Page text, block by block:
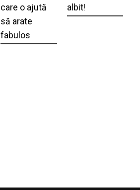
care o ajută
să arate
fabulos
albit!